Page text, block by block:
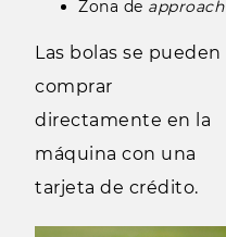
Zona de approach
Las bolas se pueden
comprar
directamente en la
máquina con una
tarjeta de crédito.